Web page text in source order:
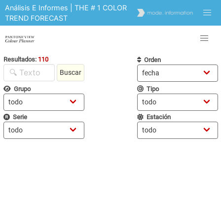
Análisis E Informes | THE # 1 COLOR
TREND FORECAST
Resultados: 110
Buscar
Orden
Grupo Tipo
Serie Estación